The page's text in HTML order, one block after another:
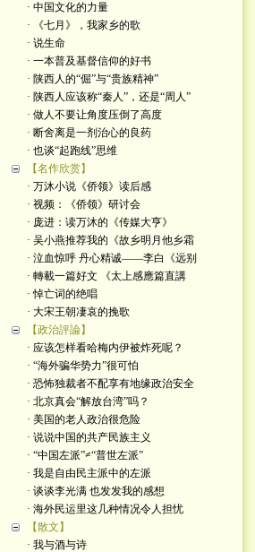
· 中国文化的力量
· 《七月》，我家乡的歌
· 说生命
· 一本普及基督信仰的好书
· 陕西人的“倔”与“贵族精神”
· 陕西人应该称“秦人”，还是“周人”
· 做人不要让角度压倒了高度
· 断舍离是一剂治心的良药
· 也谈“起跑线”思维
【名作欣赏】
· 万沐小说《侨领》读后感
· 视频：《侨领》研讨会
· 庞进：读万沐的《传媒大亨》
· 吴小燕推荐我的《故乡明月他乡霜
· 泣血惊呼 丹心精诚——李白《远别
· 轉載一篇好文 《太上感應篇直講
· 悼亡词的绝唱
· 大宋王朝凄哀的挽歌
【政治評論】
· 应该怎样看哈梅内伊被炸死呢？
· “海外骗华势力”很可怕
· 恐怖独裁者不配享有地缘政治安全
· 北京真会“解放台湾”吗？
· 美国的老人政治很危险
· 说说中国的共产民族主义
· “中国左派”≠“普世左派”
· 我是自由民主派中的左派
· 谈谈李光满 也发发我的感想
· 海外民运里这几种情况令人担忧
【散文】
· 我与酒与诗